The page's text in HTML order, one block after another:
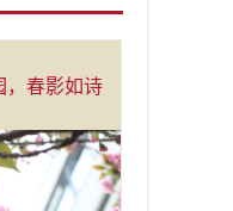
，春影如诗